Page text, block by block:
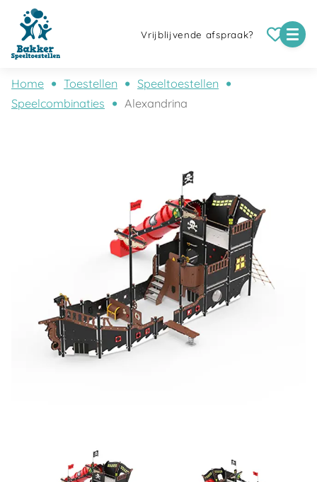
Vrijblijvende afspraak?
Home Toestellen
Speeltoestellen
Speelcombinaties
Alexandrina